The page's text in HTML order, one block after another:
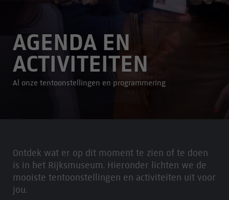
AGENDA EN
ACTIVITEITEN
Al onze tentoonstellingen en programmering
Ontdek wat er op dit moment te zien of te doen
is in het Rijksmuseum. Hieronder lichten we de
mooiste tentoonstellingen en activiteiten uit voor
jou.